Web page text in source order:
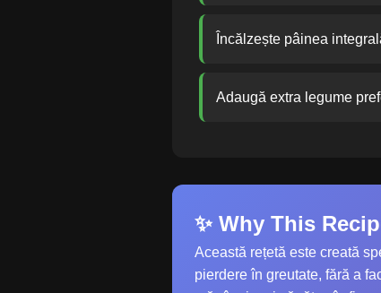
Încălzește pâinea
Adaugă extra legume
✨ Why This
Această rețetă este creată
pierdere în greutate, fără a